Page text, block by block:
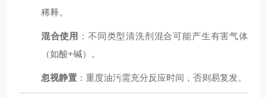
稀释。
混合使用 ：不同类型清洗剂混合可能产生有害气体
（如酸+碱）。
忽视静置：重度油污需充分反应时间，否则易复发。